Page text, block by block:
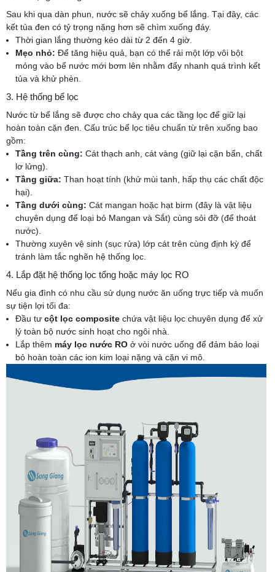
Sau khi qua dàn phun, nước sẽ chảy xuống bể lắng. Tại đây, các
kết tủa đen có tỷ trọng nặng hơn sẽ chìm xuống đáy.
Thời gian lắng thường kéo dài từ 2 đến 4 giờ.
Mẹo nhỏ: Để tăng hiệu quả, bạn có thể rải một lớp vôi bột
mỏng vào bể nước mới bơm lên nhằm đẩy nhanh quá trình kết
tủa và khử phèn.
3. Hệ thống bể lọc
Nước từ bể lắng sẽ được cho chảy qua các tầng lọc để giữ lại
hoàn toàn cặn đen. Cấu trúc bể lọc tiêu chuẩn từ trên xuống bao
gồm:
Tầng trên cùng: Cát thạch anh, cát vàng (giữ lại cặn bẩn, chất
lơ lửng).
Tầng giữa: Than hoạt tính (khử mùi tanh, hấp thụ các chất độc
hại).
Tầng dưới cùng: Cát mangan hoặc hạt birm (đây là vật liệu
chuyên dụng để loại bỏ Mangan và Sắt) cùng sỏi đỡ (để thoát
nước).
Thường xuyên vệ sinh (sục rửa) lớp cát trên cùng định kỳ để
tránh làm tắc nghẽn hệ thống lọc.
4. Lắp đặt hệ thống lọc tổng hoặc máy lọc RO
Nếu gia đình có nhu cầu sử dụng nước ăn uống trực tiếp và muốn
sự tiện lợi tối đa:
Đầu tư cột lọc composite chứa vật liệu lọc chuyên dụng để xử
lý toàn bộ nước sinh hoạt cho ngôi nhà.
Lắp thêm máy lọc nước RO ở vòi nước uống để đảm bảo loại
bỏ hoàn toàn các ion kim loại nặng và cặn vi mô.